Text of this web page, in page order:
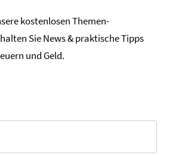
kostenlosen Themen-
Sie News & praktische Tipps
und Geld.